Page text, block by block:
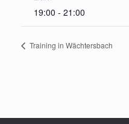
19:00 - 21:00
Training in Wächtersbach